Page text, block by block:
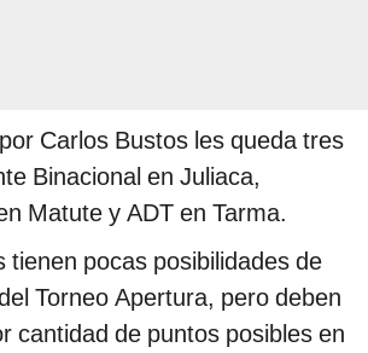
Carlos Bustos les queda tres
Binacional en Juliaca,
Matute y ADT en Tarma.
tienen pocas posibilidades de
Torneo Apertura, pero deben
cantidad de puntos posibles en